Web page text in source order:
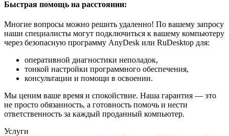
Быстрая помощь на расстоянии:
Многие вопросы можно решить удаленно! По вашему запросу
наши специалисты могут подключиться к вашему компьютеру
через безопасную программу AnyDesk или RuDesktop для:
оперативной диагностики неполадок,
тонкой настройки программного обеспечения,
консультации и помощи в освоении.
Мы ценим ваше время и спокойствие. Наша гарантия — это
не просто обязанность, а готовность помочь и нести
ответственность за каждый проданный компьютер.
Услуги